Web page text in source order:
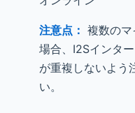
注意点： 複数のマ
場合、I2Sインタ
が重複しないよう
い。